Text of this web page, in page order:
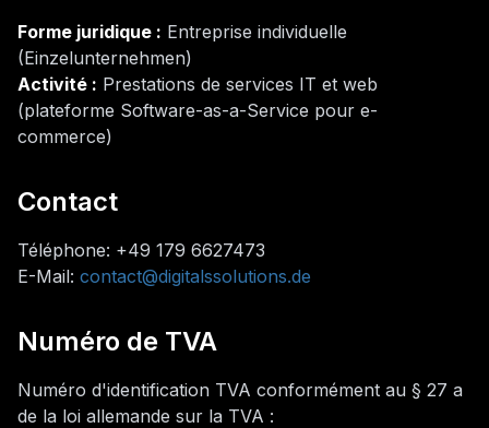
Forme juridique : Entreprise individuelle
(Einzelunternehmen)
Activité : Prestations de services IT et web
(plateforme Software-as-a-Service pour e-
commerce)
Contact
Téléphone: +49 179 6627473
E-Mail: contact@digitalssolutions.de
Numéro de TVA
Numéro d'identification TVA conformément au § 27 a
de la loi allemande sur la TVA :